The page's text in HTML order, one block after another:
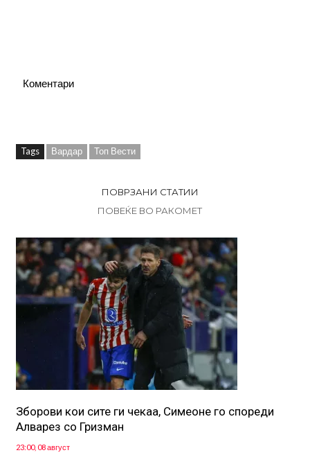
Коментари
Tags Вардар Топ Вести
ПОВРЗАНИ СТАТИИ
ПОВЕЌЕ ВО РАКОМЕТ
Зборови кои сите ги чекаа, Симеоне го спореди
Алварез со Гризман
23:00, 08 август